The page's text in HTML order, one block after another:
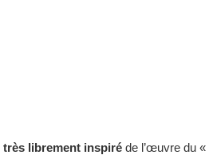
très librement inspiré de l’œuvre du «